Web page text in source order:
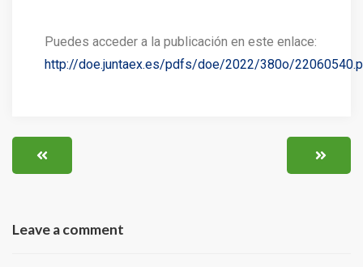
Puedes acceder a la publicación en este enlace:
http://doe.juntaex.es/pdfs/doe/2022/380o/
Leave a comment